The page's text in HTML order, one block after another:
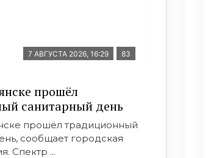
7 АВГУСТА 2026, 16:29 83
прошёл
санитарный день
прошёл традиционный
сообщает городская
Спектр ...